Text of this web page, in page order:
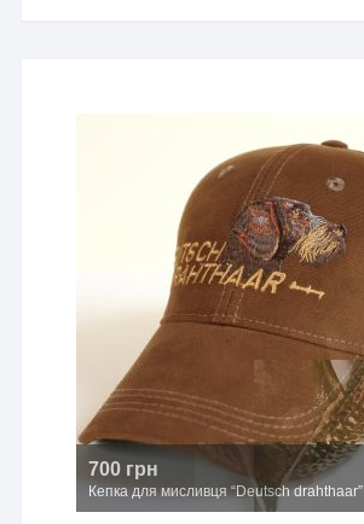
700 грн
Кепка для мисливця “Deutsch drahthaar”